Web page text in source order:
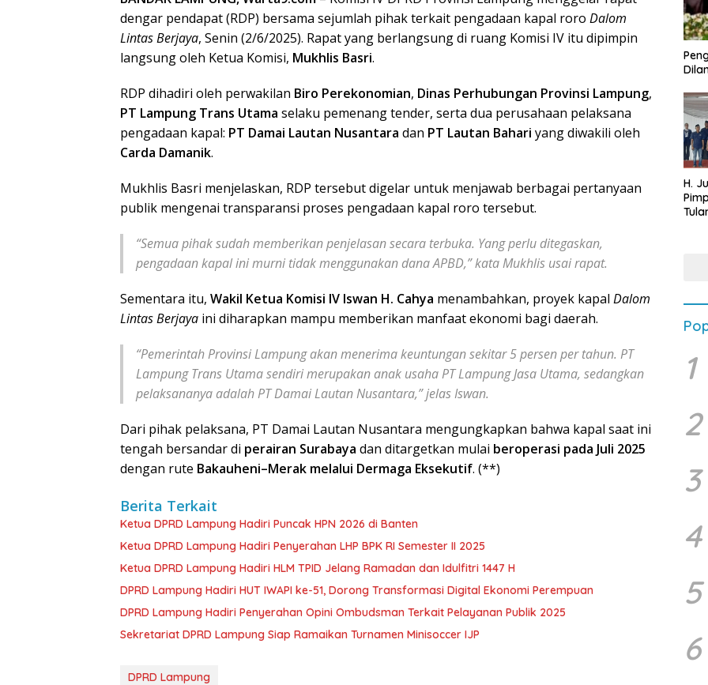
dengar pendapat (RDP) bersama sejumlah pihak terkait pengadaan kapal roro Dalom
Lintas Berjaya, Senin (2/6/2025). Rapat yang berlangsung di ruang Komisi IV itu dipimpin
langsung oleh Ketua Komisi, Mukhlis Basri.
RDP dihadiri oleh perwakilan Biro Perekonomian, Dinas Perhubungan Provinsi Lampung,
PT Lampung Trans Utama selaku pemenang tender, serta dua perusahaan pelaksana
pengadaan kapal: PT Damai Lautan Nusantara dan PT Lautan Bahari yang diwakili oleh
Carda Damanik.
Mukhlis Basri menjelaskan, RDP tersebut digelar untuk menjawab berbagai pertanyaan
publik mengenai transparansi proses pengadaan kapal roro tersebut.
“Semua pihak sudah memberikan penjelasan secara terbuka. Yang perlu ditegaskan,
pengadaan kapal ini murni tidak menggunakan dana APBD,” kata Mukhlis usai rapat.
Sementara itu, Wakil Ketua Komisi IV Iswan H. Cahya menambahkan, proyek kapal Dalom
Lintas Berjaya ini diharapkan mampu memberikan manfaat ekonomi bagi daerah.
“Pemerintah Provinsi Lampung akan menerima keuntungan sekitar 5 persen per tahun. PT
Lampung Trans Utama sendiri merupakan anak usaha PT Lampung Jasa Utama, sedangkan
pelaksananya adalah PT Damai Lautan Nusantara,” jelas Iswan.
Dari pihak pelaksana, PT Damai Lautan Nusantara mengungkapkan bahwa kapal saat ini
tengah bersandar di perairan Surabaya dan ditargetkan mulai beroperasi pada Juli 2025
dengan rute Bakauheni–Merak melalui Dermaga Eksekutif. (**)
Berita Terkait
Ketua DPRD Lampung Hadiri Puncak HPN 2026 di Banten
Ketua DPRD Lampung Hadiri Penyerahan LHP BPK RI Semester II 2025
Ketua DPRD Lampung Hadiri HLM TPID Jelang Ramadan dan Idulfitri 1447 H
DPRD Lampung Hadiri HUT IWAPI ke-51, Dorong Transformasi Digital Ekonomi Perempuan
DPRD Lampung Hadiri Penyerahan Opini Ombudsman Terkait Pelayanan Publik 2025
Sekretariat DPRD Lampung Siap Ramaikan Turnamen Minisoccer IJP
DPRD Lampung
H.
1
2
3
4
5
6